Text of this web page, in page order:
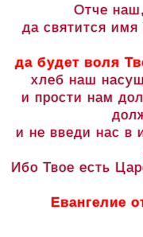
Отче
да святится
да будет воля
хлеб наш
и прости нам
и не введи нас в
Ибо Твое есть
Евангелие